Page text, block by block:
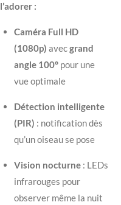
l’adorer :
Caméra Full HD
(1080p) avecgrand
angle 100°pour une
vue optimale
Détection intelligente
(PIR) : notification dès
qu’un oiseau se pose
Vision nocturne: LEDs
infrarouges pour
observer même la nuit